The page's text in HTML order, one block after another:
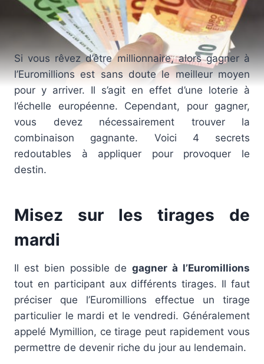
Si vous rêvez d’être millionnaire, alors gagner à
l’Euromillions est sans doute le meilleur moyen
pour y arriver. Il s’agit en effet d’une loterie à
l’échelle européenne. Cependant, pour gagner,
vous devez nécessairement trouver la
combinaison gagnante. Voici 4 secrets
redoutables à appliquer pour provoquer le
destin.
Misez sur les tirages de
mardi
Il est bien possible degagner à l’Euromillions
tout en participant aux différents tirages. Il faut
préciser que l’Euromillions effectue un tirage
particulier le mardi et le vendredi. Généralement
appelé Mymillion, ce tirage peut rapidement vous
permettre de devenir riche du jour au lendemain.